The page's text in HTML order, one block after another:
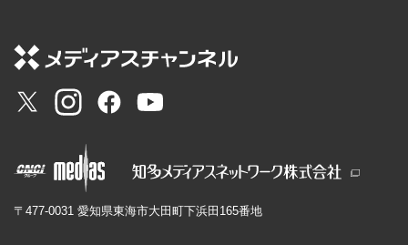
〒477-0031 愛知県東海市大田町下浜田165番地